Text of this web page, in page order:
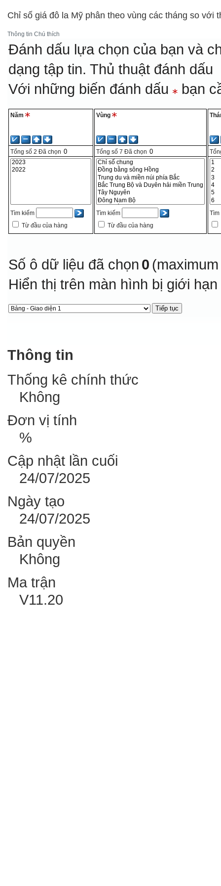
Chỉ số giá đô la Mỹ phân theo vùng các tháng so với
Thông tin Chú thích
Đánh dấu lựa chọn của bạn và
dạng tập tin.Thủ thuật đánh dấu
Với những biến đánh dấu bạn
Năm
Tổng số 2 Đã chọn
Tìm kiếm
Từ đầu của hàng
Vùng
Tổng số 7 Đã chọn
Tìm kiếm
Từ đầu của hàng
Tìm
Số ô dữ liệu đã chọn 0
Hiển thị trên màn hình bị giới
Thông tin
Thống kê chính thức
Không
Đơn vị tính
%
Cập nhật lần cuối
24/07/2025
Ngày tạo
24/07/2025
Bản quyền
Không
Ma trận
V11.20